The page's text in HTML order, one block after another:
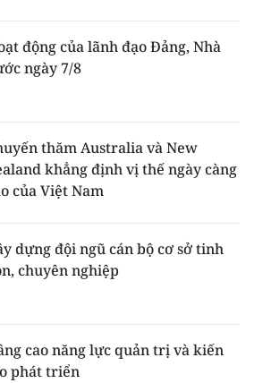
động của lãnh đạo Đảng, Nhà
ngày 7/8
thăm Australia và New
khẳng định vị thế ngày càng
của Việt Nam
dựng đội ngũ cán bộ cơ sở tinh
chuyên nghiệp
cao năng lực quản trị và kiến
phát triển